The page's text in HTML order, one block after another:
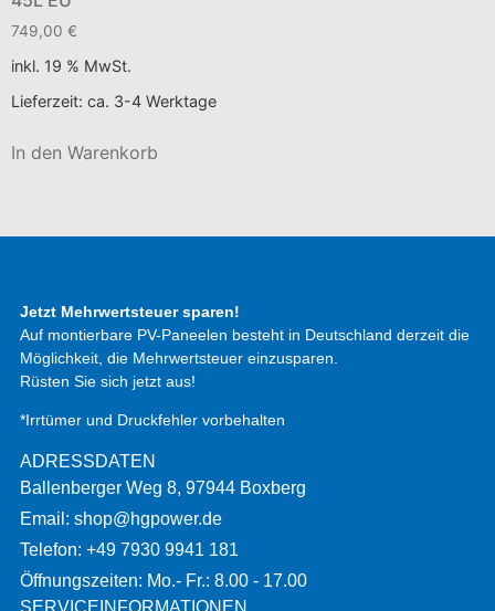
749,00 €
inkl. 19 % MwSt.
Lieferzeit: ca. 3-4 Werktage
In den Warenkorb
Jetzt Mehrwertsteuer sparen!
Auf montierbare PV-Paneelen besteht in Deutschland derzeit die
Möglichkeit, die Mehrwertsteuer einzusparen.
Rüsten Sie sich jetzt aus!
*Irrtümer und Druckfehler vorbehalten
ADRESSDATEN
Ballenberger Weg 8, 97944 Boxberg
Email: shop@hgpower.de
Telefon: +49 7930 9941 181
Öffnungszeiten: Mo.- Fr.: 8.00 - 17.00
SERVICEINFORMATIONEN